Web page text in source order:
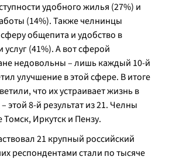
удобного жилья (27%) и
(14%). Также челнинцы
общепита и удобство в
(41%). А вот сферой
недовольны – лишь каждый 10-й
улучшение в этой сфере. В итоге
что их устраивает жизнь в
этой 8-й результат из 21. Челны
Иркутск и Пензу.
21 крупный российский
респондентами стали по тысяче